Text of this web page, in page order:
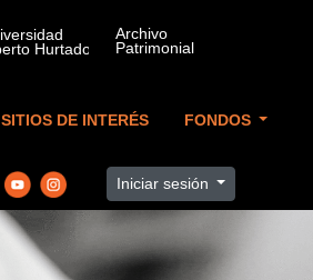
SITIOS DE INTERÉS FONDOS
Iniciar sesión